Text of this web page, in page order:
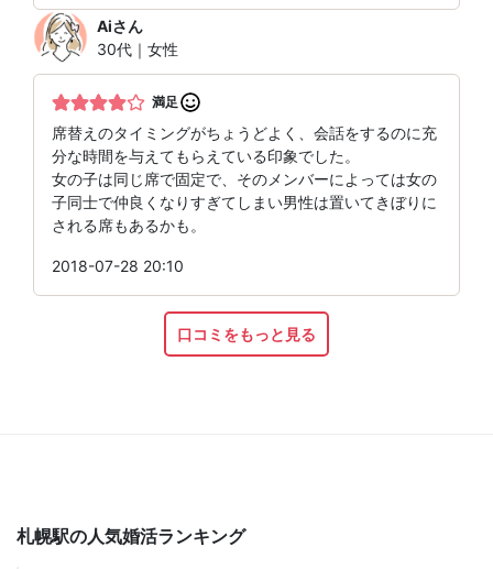
Aiさん
30代｜女性
満足
席替えのタイミングがちょうどよく、会話をするのに充
分な時間を与えてもらえている印象でした。
女の子は同じ席で固定で、そのメンバーによっては女の
子同士で仲良くなりすぎてしまい男性は置いてきぼりに
される席もあるかも。
2018-07-28 20:10
口コミをもっと見る
札幌駅の人気婚活ランキング